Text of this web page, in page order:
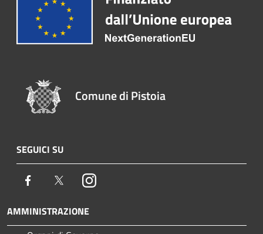
Comune di Pistoia
SEGUICI SU
Facebook TwitterInstagram
AMMINISTRAZIONE